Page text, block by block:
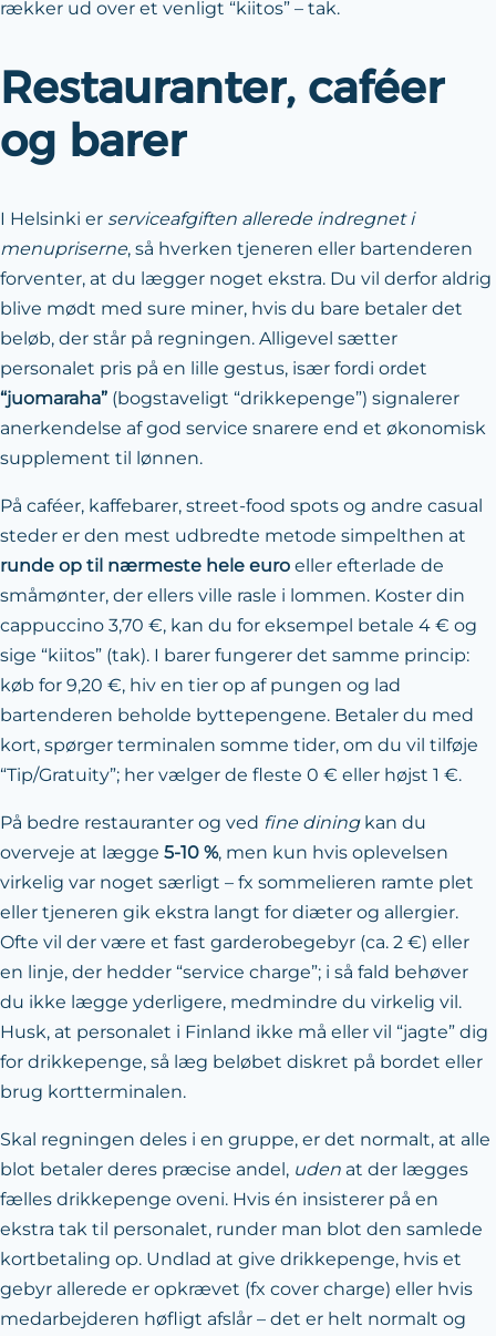
rækker ud over et venligt “kiitos” – tak.
Restauranter, caféer
og barer
I Helsinki er serviceafgiften allerede indregnet i
menupriserne, så hverken tjeneren eller bartenderen
forventer, at du lægger noget ekstra. Du vil derfor aldrig
blive mødt med sure miner, hvis du bare betaler det
beløb, der står på regningen. Alligevel sætter
personalet pris på en lille gestus, især fordi ordet
“juomaraha” (bogstaveligt “drikkepenge”) signalerer
anerkendelse af god service snarere end et økonomisk
supplement til lønnen.
På caféer, kaffebarer, street-food spots og andre casual
steder er den mest udbredte metode simpelthen at
runde op til nærmeste hele euro eller efterlade de
småmønter, der ellers ville rasle i lommen. Koster din
cappuccino 3,70 €, kan du for eksempel betale 4 € og
sige “kiitos” (tak). I barer fungerer det samme princip:
køb for 9,20 €, hiv en tier op af pungen og lad
bartenderen beholde byttepengene. Betaler du med
kort, spørger terminalen somme tider, om du vil tilføje
“Tip/Gratuity”; her vælger de fleste 0 € eller højst 1 €.
På bedre restauranter og ved fine diningkan du
overveje at lægge 5-10 %, men kun hvis oplevelsen
virkelig var noget særligt – fx sommelieren ramte plet
eller tjeneren gik ekstra langt for diæter og allergier.
Ofte vil der være et fast garderobegebyr (ca. 2 €) eller
en linje, der hedder “service charge”; i så fald behøver
du ikke lægge yderligere, medmindre du virkelig vil.
Husk, at personalet i Finland ikke må eller vil “jagte” dig
for drikkepenge, så læg beløbet diskret på bordet eller
brug kortterminalen.
Skal regningen deles i en gruppe, er det normalt, at alle
blot betaler deres præcise andel, uden at der lægges
fælles drikkepenge oveni. Hvis én insisterer på en
ekstra tak til personalet, runder man blot den samlede
kortbetaling op. Undlad at give drikkepenge, hvis et
gebyr allerede er opkrævet (fx cover charge) eller hvis
medarbejderen høfligt afslår – det er helt normalt og